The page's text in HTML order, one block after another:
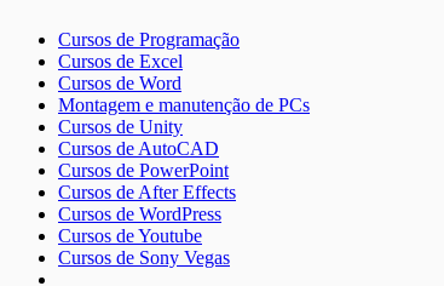
Cursos de Programação
Cursos de Excel
Cursos de Word
Montagem e manutenção de PCs
Cursos de Unity
Cursos de AutoCAD
Cursos de PowerPoint
Cursos de After Effects
Cursos de WordPress
Cursos de Youtube
Cursos de Sony Vegas